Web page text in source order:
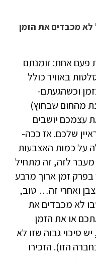
לא מכבדים את הזמן
פעם אחת: זומנתם
באוויר כולל
וכשהגעתם-
מהחום שבחוץ)
עצמכם יושבים
שלכם. אז ככה-
על כמות האצבעות
לזה, זה מתחיל
בפרק זמן ארוך מרבע
ואחרי זה… טוב,
לא מכבדים את
או את הזמן
סיכוי גבוה שזו לא
הזו). הזכירו